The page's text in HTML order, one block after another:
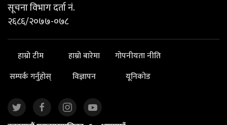
सूचना विभाग दर्ता नं.
२६८६/२०७७-०७८
हाम्रो टीम हाम्रो बारेमा
गोपनीयता नीति
सम्पर्क गर्नुहोस्
विज्ञापन यूनिकोड